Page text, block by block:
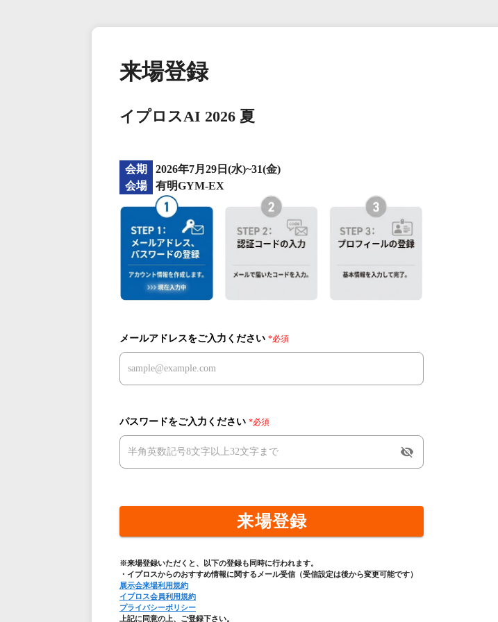
来場登録
イプロスAI 2026 夏
会期
2026年7月29日(水)~31(金)
会場
有明GYM-EX
メールアドレスをご入力ください *必須
パスワードをご入力ください *必須
visibility_off
来場登録
※来場登録いただくと、以下の登録も同時に行われます。
・イプロスからのおすすめ情報に関するメール受信（受信設定は後から変更可能です）
展示会来場利用規約
イプロス会員利用規約
プライバシーポリシー
上記に同意の上、ご登録下さい。